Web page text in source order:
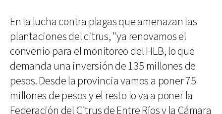
En la lucha contra plagas que amenazan las
plantaciones del citrus, "ya renovamos el
convenio para el monitoreo del HLB, lo que
demanda una inversión de 135 millones de
pesos. Desde la provincia vamos a poner 75
millones de pesos y el resto lo va a poner la
Federación del Citrus de Entre Ríos y la Cámara